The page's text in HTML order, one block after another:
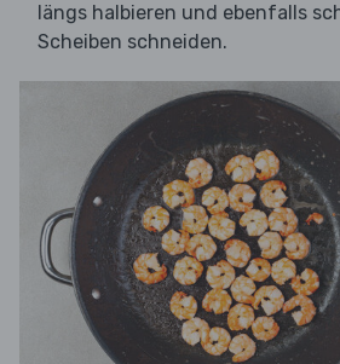
längs halbieren und ebenfalls
Scheiben schneiden.